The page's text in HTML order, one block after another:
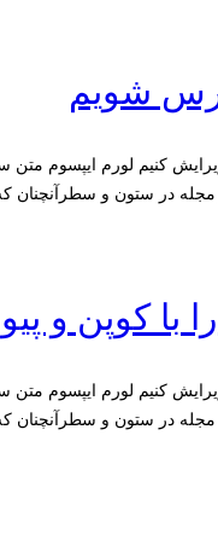
شویم
کنیم لورم ایپسوم
مجله در ستون و
با کوپن و
کنیم لورم ایپسوم
مجله در ستون و